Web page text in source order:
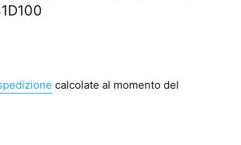
calcolate al momento del